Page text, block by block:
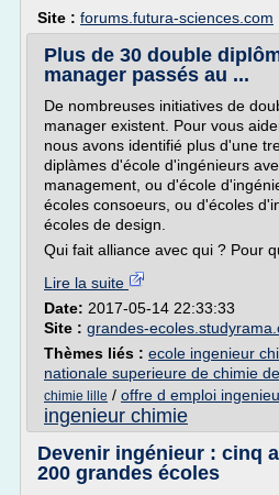
Site : forums.futura-sciences.com
Plus de 30 double
manager passés au ...
De nombreuses initiatives de
manager existent. Pour vous
nous avons identifié plus d'une
diplàmes d'école d'ingénieurs
management, ou d'école
écoles consoeurs, ou d'écoles
écoles de design.
Qui fait alliance avec qui ? Pour
Lire la suite
Date: 2017-05-14 22:33:33
Site : grandes-
Thèmes liés : ecole ingenieur
nationale superieure de chimie
chimie lille / offre d emploi
ingenieur chimie
Devenir ingénieur : cinq
200 grandes écoles